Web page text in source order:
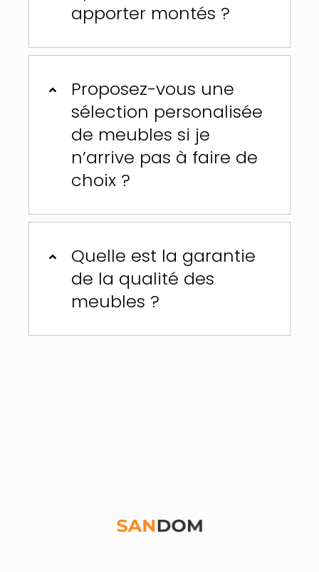
apporter montés ?
Proposez-vous une
sélection personalisée
de meubles si je
n’arrive pas à faire de
choix ?
Quelle est la garantie
de la qualité des
meubles ?